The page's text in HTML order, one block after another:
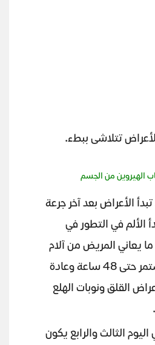
تتلاشى ببطء.
الهيروين من الجسم
الأعراض بعد آخر جرعة
الألم في التطور في
ما يعاني المريض من آلام
في العضلات، وتستمر حتى 48 ساعة وعادة
القلق ونوبات الهلع
الثالث والرابع يكون